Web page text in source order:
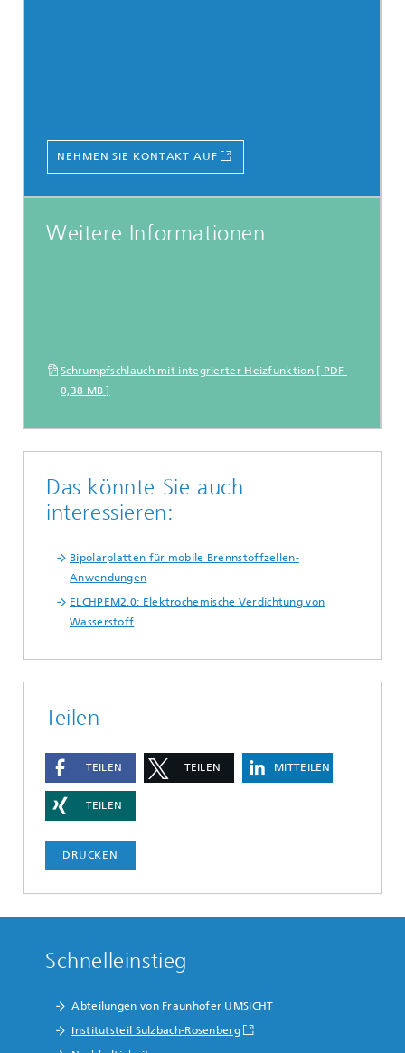
NEHMEN SIE KONTAKT AUF
Weitere Informationen
Schrumpfschlauch mit integrierter Heizfunktion [ PDF
0,38 MB ]
Das könnte Sie auch
interessieren:
Bipolarplatten für mobile Brennstoffzellen-
Anwendungen
ELCHPEM2.0: Elektrochemische Verdichtung von
Wasserstoff
Teilen
TEILEN TEILEN MITTEILEN
TEILEN
DRUCKEN
Schnelleinstieg
Abteilungen von Fraunhofer UMSICHT
Institutsteil Sulzbach-Rosenberg